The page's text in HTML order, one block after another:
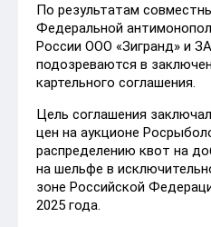
По результатам
Федеральной
России ООО «Зигранд» и
подозреваются в
картельного соглашения.
Цель соглашения
цен на аукционе
распределению квот на
на шельфе в
зоне Российской
2025 года.